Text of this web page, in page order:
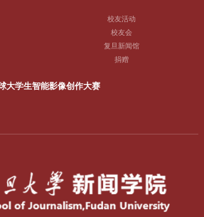
校友活动
校友会
复旦新闻馆
捐赠
大学生智能影像创作大赛